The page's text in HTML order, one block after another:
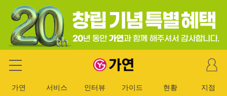
가연 결혼정보회사
마
이
이
가연 서비스 인터뷰 가이드 현황 지점